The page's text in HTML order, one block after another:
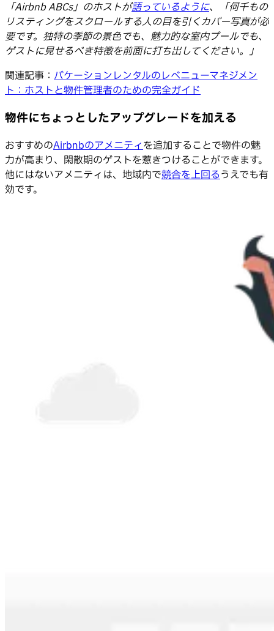
「Airbnb ABCs」のホストが語っているように、「何千もの
リスティングをスクロールする人の目を引くカバー写真が必
要です。独特の季節の景色でも、魅力的な室内プールでも、
ゲストに見せるべき特徴を前面に打ち出してください。」
関連記事： バケーションレンタルのレベニューマネジメン
ト：ホストと物件管理者のための完全ガイド
物件にちょっとしたアップグレードを加える
おすすめのAirbnbのアメニティを追加することで物件の魅
力が高まり、閑散期のゲストを惹きつけることができます。
他にはないアメニティは、地域内で競合を上回るうえでも有
効です。